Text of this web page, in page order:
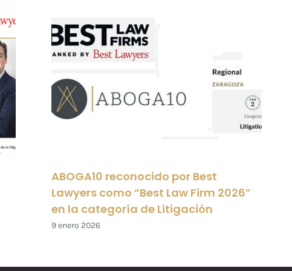
ABOGA10 reconocido por Best
Lawyers como “Best Law Firm 2026”
en la categoría de Litigación
9 enero 2026